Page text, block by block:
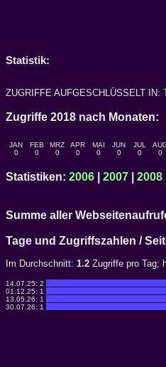
Statistik:
ZUGRIFFE AUFGESCHLÜSSELT IN:
Zugriffe 2018 nach Monaten:
JAN
0
FEB
0
MRZ
0
APR
0
MAI
0
JUN
0
JUL
0
0
Statistiken: 2006 2007 2008
Summe aller
Tage und Zugriffszahlen /
Im Durchschnitt: 1.2 Zugriffe pro Tag;
14.07.25: 2
01.12.25: 1
13.05.26: 1
30.07.26: 1